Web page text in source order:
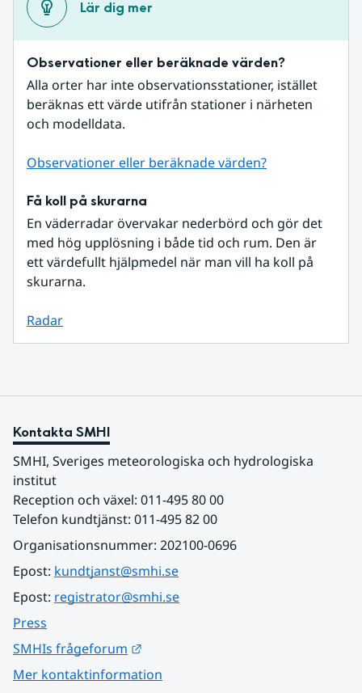
Lär dig mer
Observationer eller beräknade värden?
Alla orter har inte observationsstationer, istället
beräknas ett värde utifrån stationer i närheten
och modelldata.
Observationer eller beräknade värden?
Få koll på skurarna
En väderradar övervakar nederbörd och gör det
med hög upplösning i både tid och rum. Den är
ett värdefullt hjälpmedel när man vill ha koll på
skurarna.
Radar
Kontakta SMHI
SMHI, Sveriges meteorologiska och hydrologiska
institut
Reception och växel: 011-495 80 00
Telefon kundtjänst: 011-495 82 00
Organisationsnummer: 202100-0696
Epost: kundtjanst@smhi.se
Epost: registrator@smhi.se
Press
SMHIs frågeforum
Mer kontaktinformation